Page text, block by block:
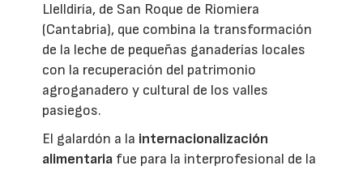
Llelldiría, de San Roque de Riomiera
(Cantabria), que combina la transformación
de la leche de pequeñas ganaderías locales
con la recuperación del patrimonio
agroganadero y cultural de los valles
pasiegos.
El galardón a la internacionalización
alimentaria fue para la interprofesional de la